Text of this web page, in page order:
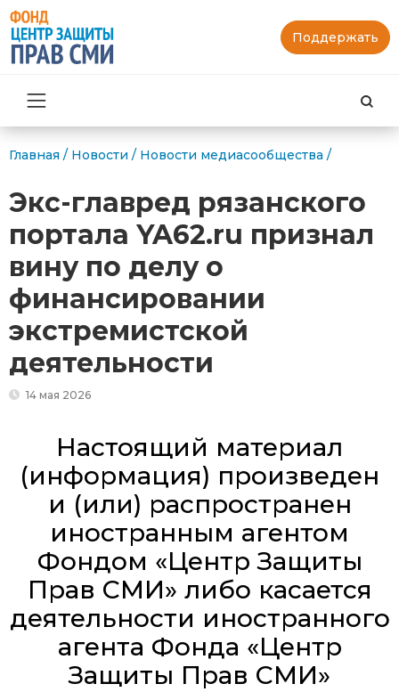
Поддержать
Главная / Новости / Новости медиасообщества /
Экс-главред рязанского
портала YA62.ru признал
вину по делу о
финансировании
экстремистской
деятельности
14 мая 2026
Настоящий материал
(информация) произведен
и (или) распространен
иностранным агентом
Фондом «Центр Защиты
Прав СМИ» либо касается
деятельности иностранного
агента Фонда «Центр
Защиты Прав СМИ»